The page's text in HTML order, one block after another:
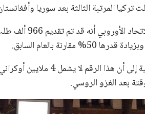
المرتبة الثالثة بعد سوريا وأفغانستان بـ 55 ألف طلب لجوء
وقد أفادت وكالة
ونوهت المصادر الصحفية
بعد الغزو الروسي.